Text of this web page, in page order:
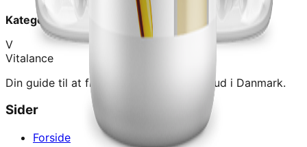
Kategori:
Tilskud
V
Vitalance
Din guide til at finde de bedste kosttilskud i Danmark.
Sider
Forside